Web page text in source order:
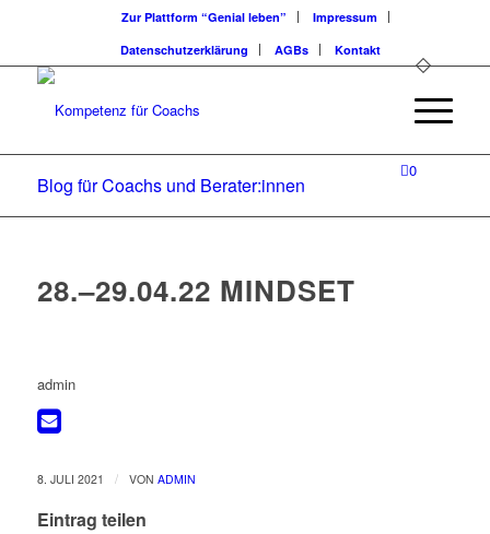
Zur Plattform “Genial leben”
Impressum
Datenschutzerklärung
AGBs Kontakt
0
Blog für Coachs und Berater:innen
28.–29.04.22 MINDSET
admin
8. JULI 2021 / VON ADMIN
Eintrag teilen